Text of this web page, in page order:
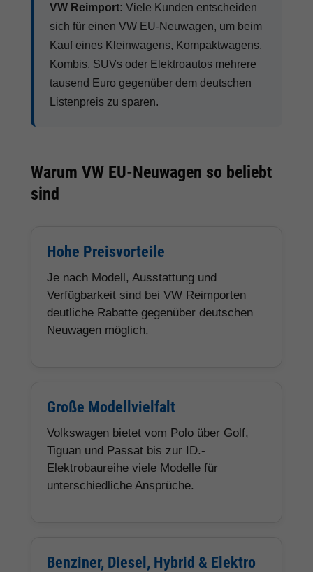
VW Reimport: Viele Kunden entscheiden
sich für einen VW EU-Neuwagen, um beim
Kauf eines Kleinwagens, Kompaktwagens,
Kombis, SUVs oder Elektroautos mehrere
tausend Euro gegenüber dem deutschen
Listenpreis zu sparen.
Warum VW EU-Neuwagen so beliebt
sind
Hohe Preisvorteile
Je nach Modell, Ausstattung und
Verfügbarkeit sind bei VW Reimporten
deutliche Rabatte gegenüber deutschen
Neuwagen möglich.
Große Modellvielfalt
Volkswagen bietet vom Polo über Golf,
Tiguan und Passat bis zur ID.-
Elektrobaureihe viele Modelle für
unterschiedliche Ansprüche.
Benziner, Diesel, Hybrid & Elektro